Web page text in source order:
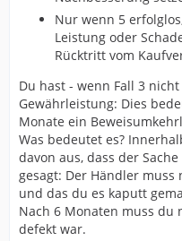
Nur wenn 5
Leistung oder
Rücktritt vom
Du hast - wenn Fall 3
Gewährleistung: Dies
Monate ein
Was bedeutet es?
davon aus, dass der
gesagt: Der Händler muss
und das du es kaputt
Nach 6 Monaten muss du
defekt war.